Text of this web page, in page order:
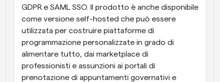
GDPR e SAML SSO. Il prodotto è anche disponibile
come versione self-hosted che può essere
utilizzata per costruire piattaforme di
programmazione personalizzate in grado di
alimentare tutto, dai marketplace di
professionisti e assunzioni ai portali di
prenotazione di appuntamenti governativi e